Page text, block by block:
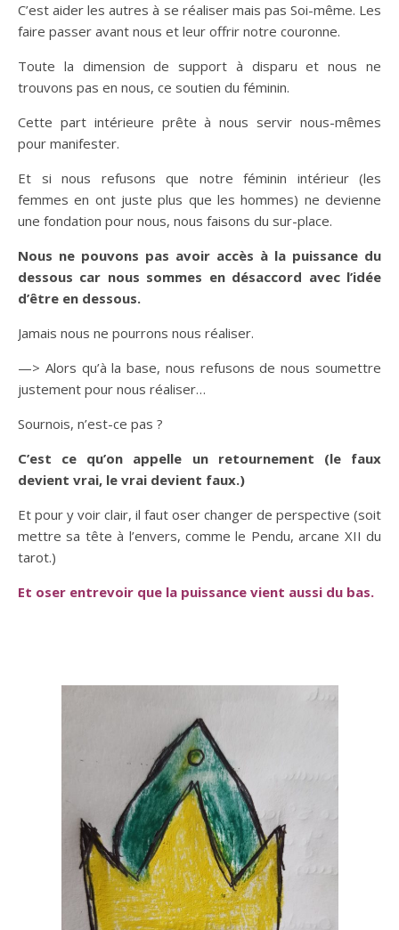
C’est aider les autres à se réaliser mais pas Soi-même. Les
faire passer avant nous et leur offrir notre couronne.
Toute la dimension de support à disparu et nous ne
trouvons pas en nous, ce soutien du féminin.
Cette part intérieure prête à nous servir nous-mêmes
pour manifester.
Et si nous refusons que notre féminin intérieur (les
femmes en ont juste plus que les hommes) ne devienne
une fondation pour nous, nous faisons du sur-place.
Nous ne pouvons pas avoir accès à la puissance du
dessous car nous sommes en désaccord avec l’idée
d’être en dessous.
Jamais nous ne pourrons nous réaliser.
—> Alors qu’à la base, nous refusons de nous soumettre
justement pour nous réaliser…
Sournois, n’est-ce pas ?
C’est ce qu’on appelle un retournement (le faux
devient vrai, le vrai devient faux.)
Et pour y voir clair, il faut oser changer de perspective (soit
mettre sa tête à l’envers, comme le Pendu, arcane XII du
tarot.)
Et oser entrevoir que la puissance vient aussi du bas.